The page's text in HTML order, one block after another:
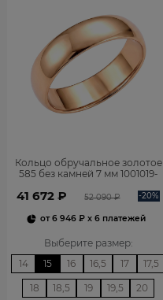
Кольцо обручальное золотое
585 без камней 7 мм 1001019-
41 672 ₽ 52 090 ₽ -20%
от6 946 ₽ x 6 платежей
Выберите размер:
14
15 16 16,5 17 17,5
18 18,5 19 19,5 20